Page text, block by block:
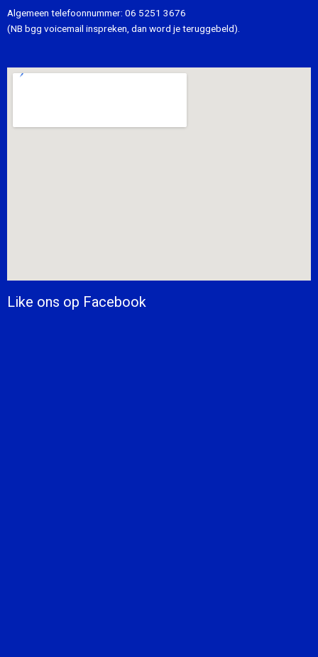
Algemeen telefoonnummer: 06 5251 3676
(NB bgg voicemail inspreken, dan word je teruggebeld).
Like ons op Facebook